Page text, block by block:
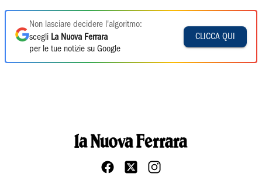
Non lasciare decidere l'algoritmo:
scegli La Nuova Ferrara
per le tue notizie su Google
CLICCA QUI